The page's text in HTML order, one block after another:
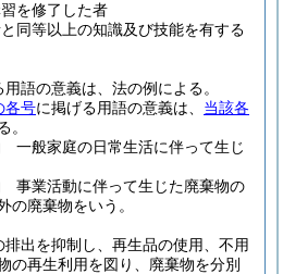
を修了した者
同等以上の知識及び技能を有する
語の意義は、法の例による。
各号に掲げる用語の意義は、 当該各
。
一般家庭の日常生活に伴って生じ
事業活動に伴って生じた廃棄物の
の廃棄物をいう。
出を抑制し、再生品の使用、不用
の再生利用を図り、廃棄物を分別